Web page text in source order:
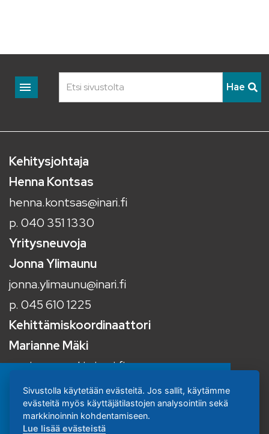
Sivustomme käyttää evästeitä. Käytämme
evästeitä mm. kävijätilastojen analysointiin.
Lue lisää evästeistä
Hae
Kehitysjohtaja
Henna Kontsas
henna.kontsas@inari.fi
p. 040 351 1330
Yritysneuvoja
Jonna Ylimaunu
jonna.ylimaunu@inari.fi
p. 045 610 1225
Kehittämiskoordinaattori
Marianne Mäki
marianne.maki@inari.fi
p. 040 354 3202
www.inari.fi
Sivustolla käytetään evästeitä. Jos sallit, käytämme
evästeitä myös käyttäjätilastojen analysointiin sekä
markkinoinnin kohdentamiseen.
Lue lisää evästeistä